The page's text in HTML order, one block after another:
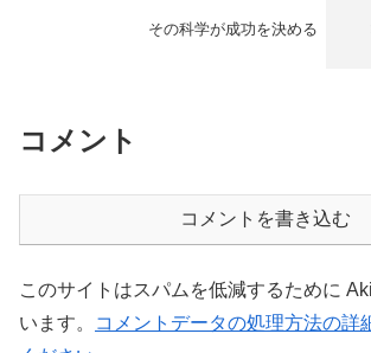
その科学が成功を決める
コメント
コメントを書き込む
このサイトはスパムを低減するために
います。
コメントデータの処理方法の詳